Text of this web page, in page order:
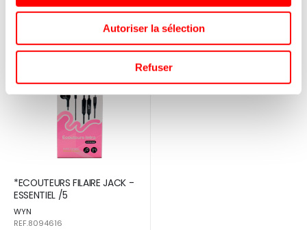
Autoriser la sélection
Refuser
*ECOUTEURS FILAIRE JACK -
ESSENTIEL /5
WYN
REF.8094616